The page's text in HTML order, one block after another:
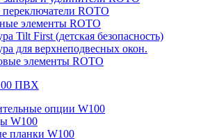
ROTO
элементы ROTO
Tilt First (детская безопасность)
для верхнеподвесных окон.
элементы ROTO
ПВХ
опции W100
W100
планки W100